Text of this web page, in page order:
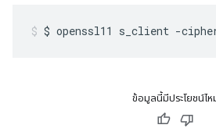
$ openssl11 s_client -
ข้อมูลนี้มีประโยชน์ไห